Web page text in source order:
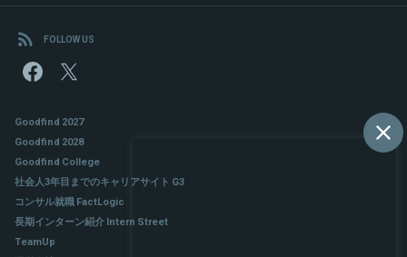
FOLLOW US
Goodfind 2027
Goodfind 2028
Goodfind College
社会人3年目までのキャリアサイト G3
コンサル就職 FactLogic
長期インターン紹介 Intern Street
TeamUp